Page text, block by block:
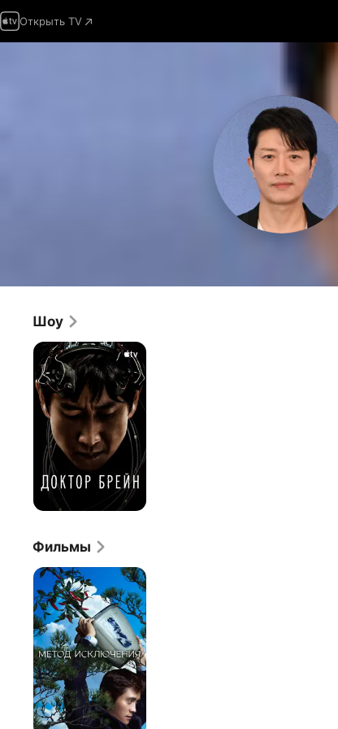
Открыть TV
Шоу
Доктор
Брейн
Фильмы
Метод
исключения